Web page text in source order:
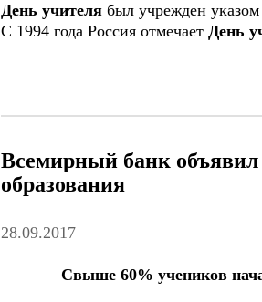
День учителя был учрежден
С 1994 года Россия отмечаетДень
Всемирный банк объявил
образования
28.09.2017
Свыше 60% учеников